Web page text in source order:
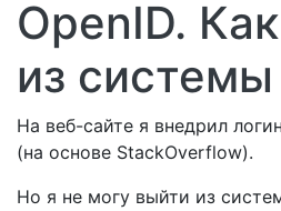
OpenID.
из системы
На веб-сайте я внедрил
(на основе StackOverflow).
Но я не могу выйти из